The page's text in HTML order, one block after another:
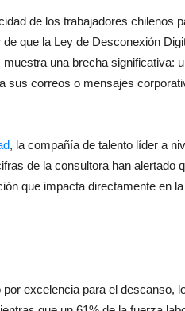
de los trabajadores chilenos
que la Ley de Desconexión
una brecha significativa:
sus correos o mensajes
, la compañía de talento líder a
de la consultora han alertado
que impacta directamente en
excelencia para el descanso,